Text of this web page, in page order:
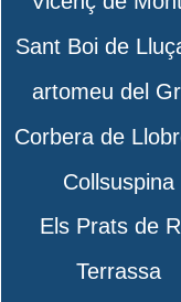
Sant Boi de
artomeu del
Corbera de
Collsuspina
Els Prats de
Terrassa